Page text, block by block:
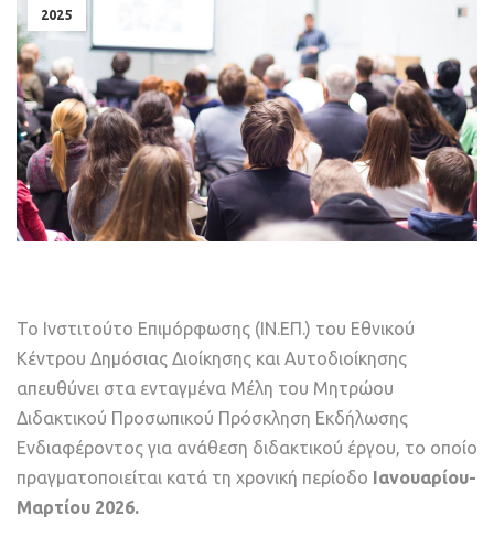
2025
Το Ινστιτούτο Επιμόρφωσης (ΙΝ.ΕΠ.) του Εθνικού
Κέντρου Δημόσιας Διοίκησης και Αυτοδιοίκησης
απευθύνει στα ενταγμένα Μέλη του Μητρώου
Διδακτικού Προσωπικού Πρόσκληση Εκδήλωσης
Ενδιαφέροντος για ανάθεση διδακτικού έργου, το οποίο
πραγματοποιείται κατά τη χρονική περίοδο
Ιανουαρίου-
Μαρτίου 2026.